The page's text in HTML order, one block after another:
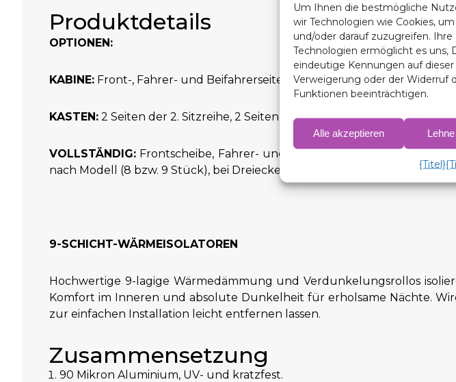
Um Ihnen die bestmögliche
wir Technologien wie Cookies,
und/oder darauf zuzugreifen.
Technologien ermöglicht es uns,
eindeutige Kennungen auf
Verweigerung oder der Widerruf
Funktionen beeinträchtigen.
Alle akzeptieren
{Titel}
Produktdetails
OPTIONEN:
KABINE: Front-, Fahrer- und Beifahrerseitenfenster (3 Stück) (5 Stück,
KASTEN: 2 Seiten der 2. Sitzreihe, 2 Seiten der 3. Sitzreihe und
VOLLSTÄNDIG: Frontscheibe, Fahrer- und Beifahrerseite, 2 Seiten der
nach Modell (8 bzw. 9 Stück), bei Dreiecken wären es 10 bzw. 11
9-SCHICHT-WÄRMEISOLATOREN
Hochwertige 9-lagige Wärmedämmung und Verdunkelungsrollos
Komfort im Inneren und absolute Dunkelheit für erholsame Nächte.
zur einfachen Installation leicht entfernen lassen.
Zusammensetzung
90 Mikron Aluminium, UV- und kratzfest.